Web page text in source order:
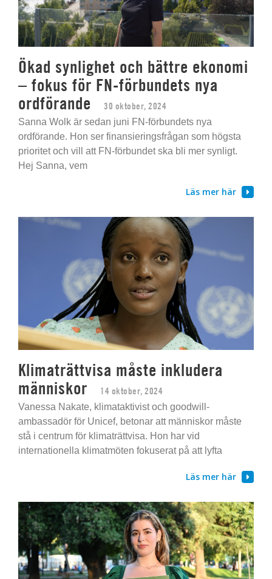
Ökad synlighet och bättre ekonomi
– fokus för FN-förbundets nya
ordförande
30 oktober, 2024
Sanna Wolk är sedan juni FN-förbundets nya
ordförande. Hon ser finansieringsfrågan som högsta
prioritet och vill att FN-förbundet ska bli mer synligt.
Hej Sanna, vem
Läs mer här
Klimaträttvisa måste inkludera
människor
14 oktober, 2024
Vanessa Nakate, klimataktivist och goodwill-
ambassadör för Unicef, betonar att människor måste
stå i centrum för klimaträttvisa. Hon har vid
internationella klimatmöten fokuserat på att lyfta
Läs mer här